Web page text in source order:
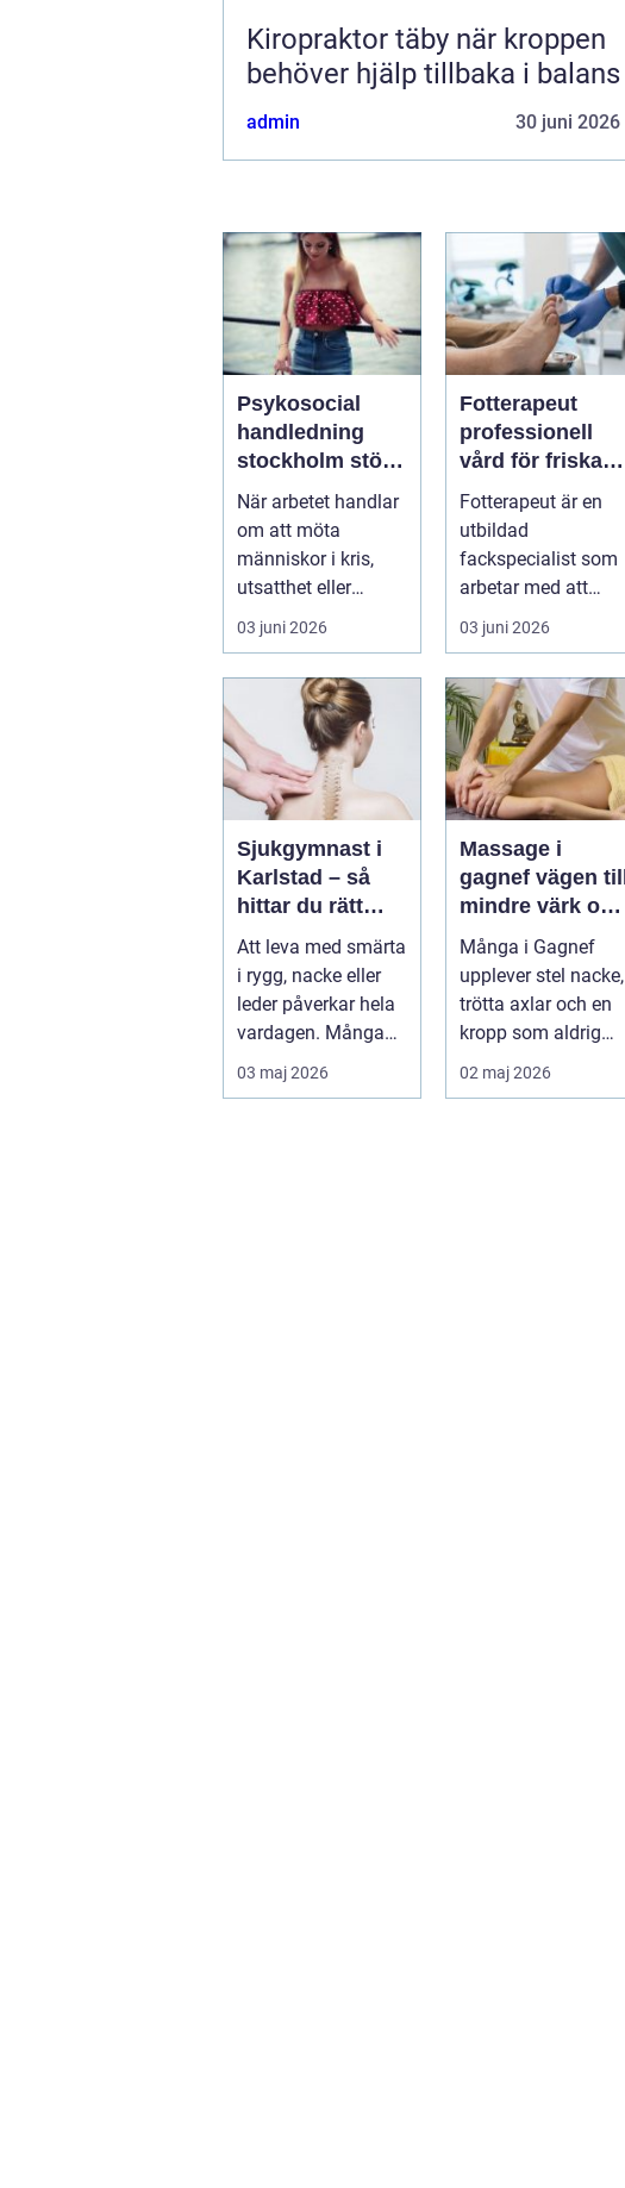
Kiropraktor täby när kroppen
behöver hjälp tillbaka i balans
admin 30 juni 2026
Psykosocial
handledning
stockholm stöd
för hållbart
arbete med
människor
När arbetet handlar
om att möta
människor i kris,
utsatthet eller
beroende prövas
både yrkesrollen o...
03 juni 2026
Fotterapeut
professionell
vård för friska
och starkare
fötter
Fotterapeut är en
utbildad
fackspecialist som
arbetar med att
förebygga,
behandla och lindra
problem...
03 juni 2026
Sjukgymnast i
Karlstad – så
hittar du rätt
hjälp för smärta
och rehab
Att leva med smärta
i rygg, nacke eller
leder påverkar hela
vardagen. Många
03 maj 2026
Massage i
gagnef vägen till
mindre värk och
mer
vardagsenergi
Många i Gagnef
upplever stel nacke,
trötta axlar och en
kropp som aldrig
riktigt hinner
återhämta si...
02 maj 2026